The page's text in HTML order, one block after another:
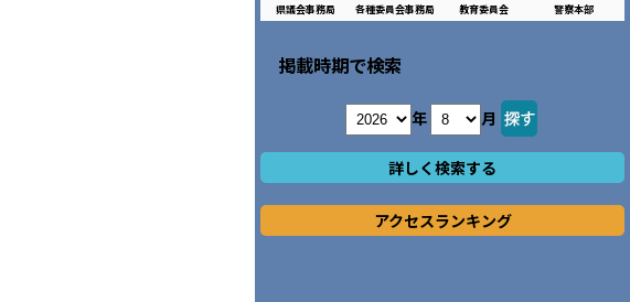
県議会事務局 各種委員会事務局 教育委員会 警察本部
掲載時期で検索
年 月
詳しく検索する
アクセスランキング